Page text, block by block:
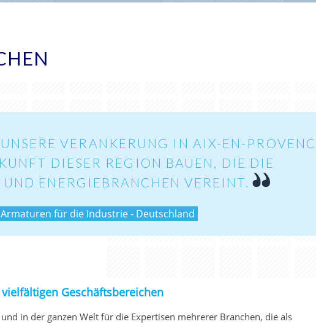
VERANKERUNG IN AIX-EN-
DIESER REGION BAUEN, DIE DIE
ENERGIEBRANCHEN VEREINT.
für die Industrie - Deutschland
Geschäftsbereichen
in der ganzen Welt für die Expertisen mehrerer Branchen, die als